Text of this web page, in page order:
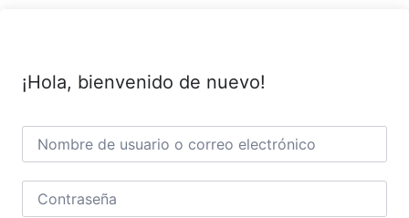
¡Hola, bienvenido de nuevo!